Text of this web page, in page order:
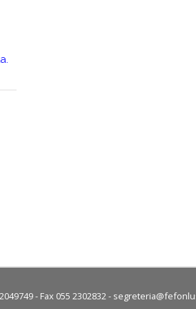
- Fax 055 2302832 -